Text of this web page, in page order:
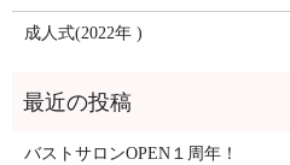
成人式(2022年 )
バストサロンOPEN１周年！